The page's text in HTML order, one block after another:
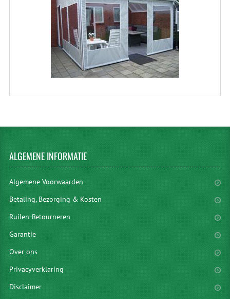
ALGEMENEINFORMATIE
Algemene Voorwaarden
Betaling, Bezorging & Kosten
Ruilen-Retourneren
Garantie
Over ons
Privacyverklaring
Disclaimer